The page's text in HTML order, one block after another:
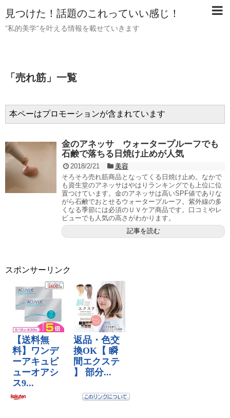
見つけた！話題のこれっていい感じ！
”私的美学”を叶える情報を載せていきます
「 売れ筋 」 一覧
本ペーはプロモーションが含まれています
金のアネッサ ウォータープルーフでも
石鹸で落ちる日焼け止めが人気
2018/2/21
美容
そろそろ売れ筋商品となってくる日焼け止め。なかで
も資生堂のアネッサはやはりランキングでも上位に位
置つけています。金のアネッサは高いSPF値でありな
がら石鹸でおとせるウォータープルーフ。紫外線の多
くなる季節には必須のＵＶケア商品です。口コミやレ
ビューでも人気の高さがわかります。
記事を読む
スポンサーリンク